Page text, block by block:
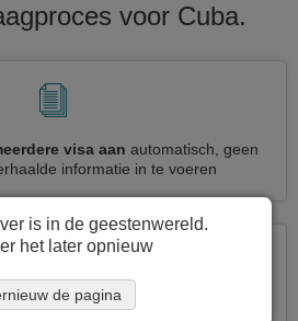
voor Cuba.
visa aan automatisch, geen
informatie in te voeren
visumaanvraag tot
is in de geestenwereld.
het later opnieuw
de pagina